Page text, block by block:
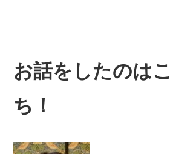
お話をしたのは
ち！